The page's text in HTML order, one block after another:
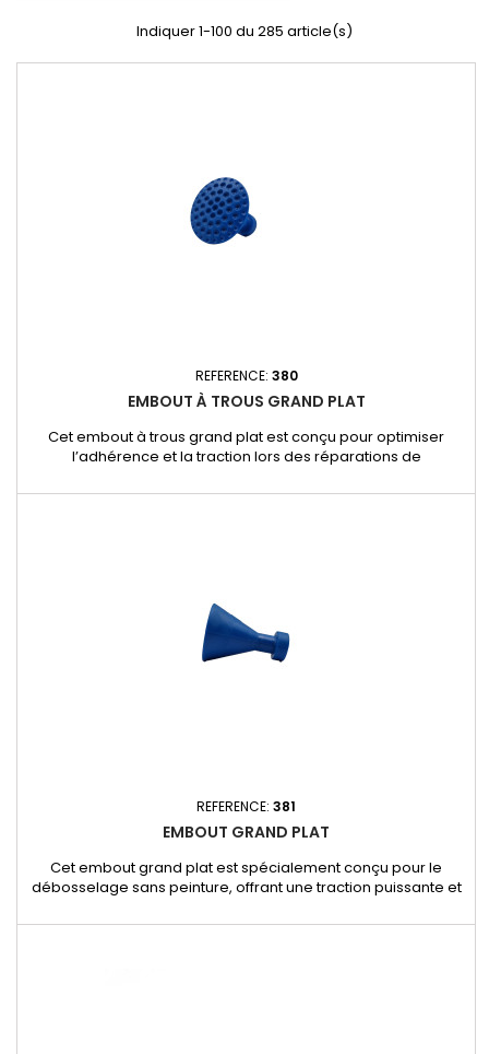
Indiquer 1-100 du 285 article(s)
REFERENCE: 380
EMBOUT À TROUS GRAND PLAT
Cet embout à trous grand plat est conçu pour optimiser
l’adhérence et la traction lors des réparations de
permet une fixation renforcée de la colle, garantissant une
REFERENCE: 381
EMBOUT GRAND PLAT
Cet embout grand plat est spécialement conçu pour le
débosselage sans peinture, offrant une traction puissante et
surface de contact permet une répartition homogène de la